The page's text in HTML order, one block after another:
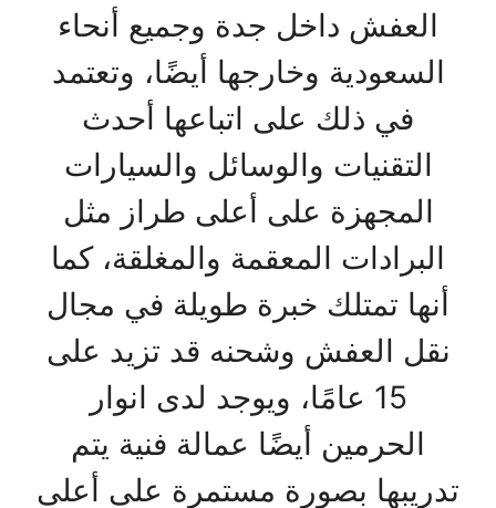
العفش داخل جدة وجميع أنحاء
السعودية وخارجها أيضًا، وتعتمد
في ذلك على اتباعها أحدث
التقنيات والوسائل والسيارات
المجهزة على أعلى طراز مثل
البرادات المعقمة والمغلقة، كما
أنها تمتلك خبرة طويلة في مجال
نقل العفش وشحنه قد تزيد على
15 عامًا، ويوجد لدى انوار
الحرمين أيضًا عمالة فنية يتم
تدريبها بصورة مستمرة على أعلى